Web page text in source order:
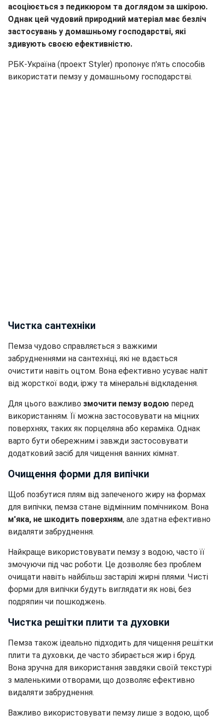
асоціюється з педикюром та доглядом за шкірою.
Однак цей чудовий природний матеріал має безліч
застосувань у домашньому господарстві, які
здивують своєю ефективністю.
РБК-Україна (проект Styler) пропонує п'ять способів
використати пемзу у домашньому господарстві.
Чистка сантехніки
Пемза чудово справляється з важкими
забрудненнями на сантехніці, які не вдається
очистити навіть оцтом. Вона ефективно усуває наліт
від жорсткої води, іржу та мінеральні відкладення.
Для цього важливо змочити пемзу водою перед
використанням. Її можна застосовувати на міцних
поверхнях, таких як порцеляна або кераміка. Однак
варто бути обережним і завжди застосовувати
додатковий засіб для чищення ванних кімнат.
Очищення форми для випічки
Щоб позбутися плям від запеченого жиру на формах
для випічки, пемза стане відмінним помічником. Вона
м'яка, не шкодить поверхням, але здатна ефективно
видаляти забруднення.
Найкраще використовувати пемзу з водою, часто її
змочуючи під час роботи. Це дозволяє без проблем
очищати навіть найбільш застарілі жирні плями. Чисті
форми для випічки будуть виглядати як нові, без
подряпин чи пошкоджень.
Чистка решітки плити та духовки
Пемза також ідеально підходить для чищення решітки
плити та духовки, де часто збирається жир і бруд.
Вона зручна для використання завдяки своїй текстурі
з маленькими отворами, що дозволяє ефективно
видаляти забруднення.
Важливо використовувати пемзу лише з водою, щоб